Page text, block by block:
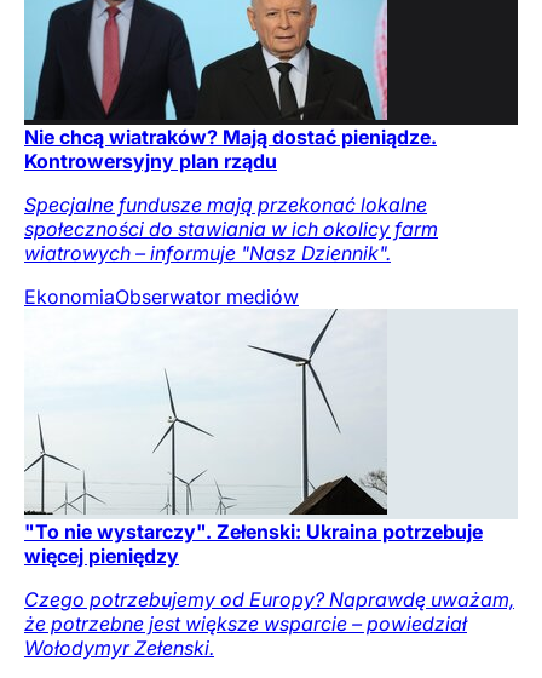
Nie chcą wiatraków? Mają dostać pieniądze.
Kontrowersyjny plan rządu
Specjalne fundusze mają przekonać lokalne
społeczności do stawiania w ich okolicy farm
wiatrowych – informuje "Nasz Dziennik".
EkonomiaObserwator mediów
"To nie wystarczy". Zełenski: Ukraina potrzebuje
więcej pieniędzy
Czego potrzebujemy od Europy? Naprawdę uważam,
że potrzebne jest większe wsparcie – powiedział
Wołodymyr Zełenski.